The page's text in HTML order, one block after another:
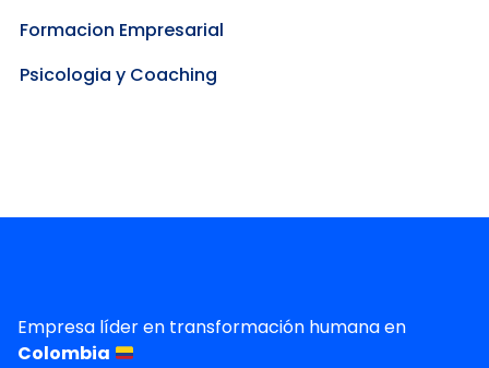
Formacion Empresarial
Psicologia y Coaching
Empresa líder en transformación humana en
Colombia